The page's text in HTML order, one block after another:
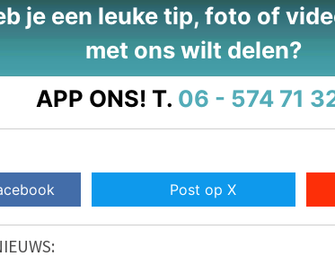
je een leuke tip, foto of
met ons wilt delen?
APP ONS! T. 06 - 574 71
Post op X